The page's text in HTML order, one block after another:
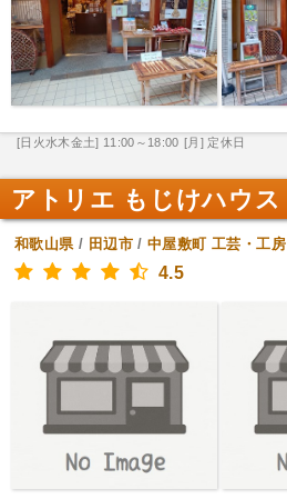
[日火水木金土] 11:00～18:00 [月] 定休日
アトリエ もじけハウス
和歌山県/ 田辺市/中屋敷町 工芸・工房
4.5